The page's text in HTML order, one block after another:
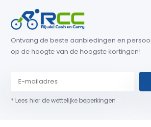
Ontvang de beste aanbiedingen en
op de hoogte van de hoogste kortingen!
* Lees hier de wettelijke beperkingen